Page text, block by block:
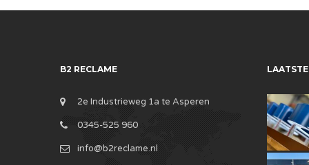
B2 RECLAME
2e Industrieweg 1a te Asperen
0345-525 960
info@b2reclame.nl